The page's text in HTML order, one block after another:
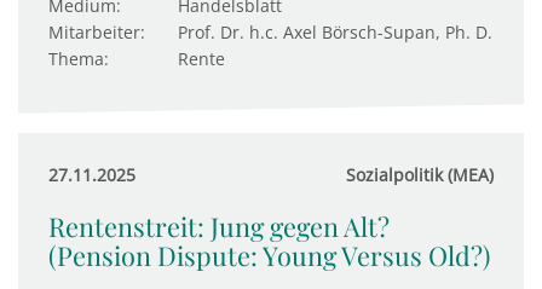
Medium:
Handelsblatt
Mitarbeiter:
Prof. Dr. h.c. Axel Börsch-Supan, Ph. D.
Thema:
Rente
27.11.2025 Sozialpolitik (MEA)
Rentenstreit: Jung gegen Alt?
(Pension Dispute: Young Versus Old?)